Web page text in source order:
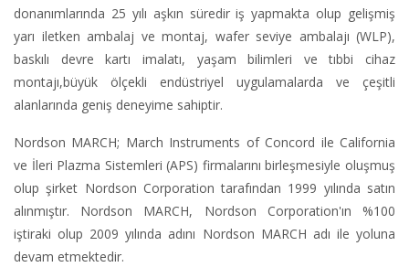
donanımlarında 25 yılı aşkın süredir iş yapmakta olup gelişmiş
yarı iletken ambalaj ve montaj, wafer seviye ambalajı (WLP),
baskılı devre kartı imalatı, yaşam bilimleri ve tıbbi cihaz
montajı,büyük ölçekli endüstriyel uygulamalarda ve çeşitli
alanlarında geniş deneyime sahiptir.
Nordson MARCH; March Instruments of Concord ile California
ve İleri Plazma Sistemleri (APS) firmalarını birleşmesiyle oluşmuş
olup şirket Nordson Corporation tarafından 1999 yılında satın
alınmıştır. Nordson MARCH, Nordson Corporation'ın %100
iştiraki olup 2009 yılında adını Nordson MARCH adı ile yoluna
devam etmektedir.